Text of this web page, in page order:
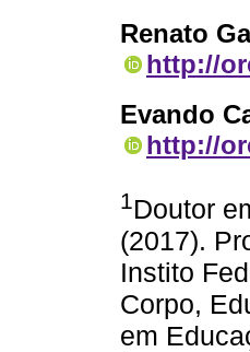
Renato
http://
Evando
http://
1Doutor
(2017).
Instito
Corpo,
em